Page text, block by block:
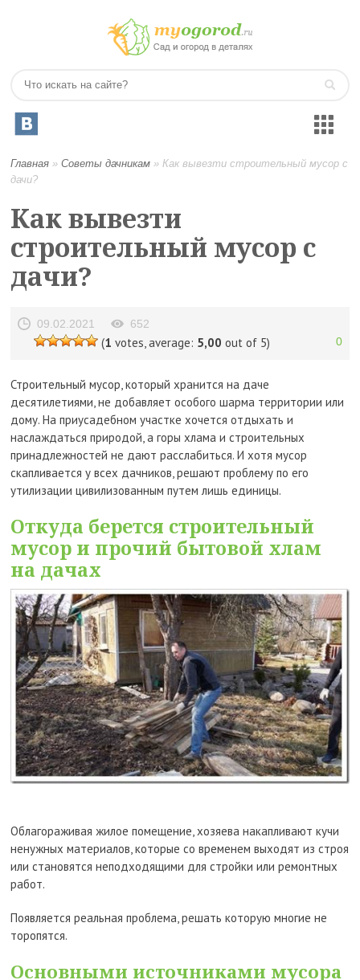
Главная »Советы дачникам »Как вывезти строительный мусор с
дачи?
Как вывезти
строительный мусор с
дачи?
09.02.2021 652
(1 votes, average: 5,00 out of 5) 0
Строительный мусор, который хранится на даче
десятилетиями, не добавляет особого шарма территории или
дому. На приусадебном участке хочется отдыхать и
наслаждаться природой, а горы хлама и строительных
принадлежностей не дают расслабиться. И хотя мусор
скапливается у всех дачников, решают проблему по его
утилизации цивилизованным путем лишь единицы.
Откуда берется строительный
мусор и прочий бытовой хлам
на дачах
Облагораживая жилое помещение, хозяева накапливают кучи
ненужных материалов, которые со временем выходят из строя
или становятся неподходящими для стройки или ремонтных
работ.
Появляется реальная проблема, решать которую многие не
торопятся.
Основными источниками мусора